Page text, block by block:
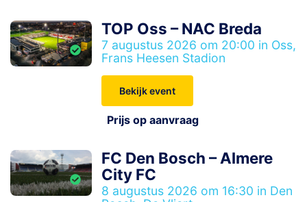
TOP Oss – NAC Breda
7 augustus 2026 om 20:00 in Oss,
Frans Heesen Stadion
Bekijk event
Prijs op aanvraag
FC Den Bosch – Almere
City FC
8 augustus 2026 om 16:30 in Den